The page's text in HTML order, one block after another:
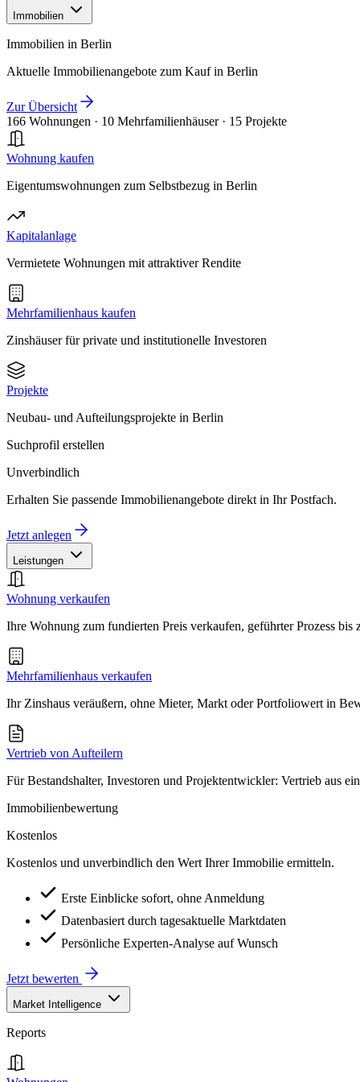
Immobilien
Immobilien in Berlin
Aktuelle Immobilienangebote zum Kauf in Berlin
Zur Übersicht
166 Wohnungen · 10 Mehrfamilienhäuser · 15 Projekte
Wohnung kaufen
Eigentumswohnungen zum Selbstbezug in Berlin
Kapitalanlage
Vermietete Wohnungen mit attraktiver Rendite
Mehrfamilienhaus kaufen
Zinshäuser für private und institutionelle Investoren
Projekte
Neubau- und Aufteilungsprojekte in Berlin
Suchprofil erstellen
Unverbindlich
Erhalten Sie passende Immobilienangebote direkt in Ihr Postfach.
Jetzt anlegen
Leistungen
Wohnung verkaufen
Ihre Wohnung zum fundierten Preis verkaufen, geführter Prozess bis
Mehrfamilienhaus verkaufen
Ihr Zinshaus veräußern, ohne Mieter, Markt oder Portfoliowert in
Vertrieb von Aufteilern
Für Bestandshalter, Investoren und Projektentwickler: Vertrieb aus
Immobilienbewertung
Kostenlos
Kostenlos und unverbindlich den Wert Ihrer Immobilie ermitteln.
Erste Einblicke sofort, ohne Anmeldung
Datenbasiert durch tagesaktuelle Marktdaten
Persönliche Experten-Analyse auf Wunsch
Jetzt bewerten
Market Intelligence
Reports